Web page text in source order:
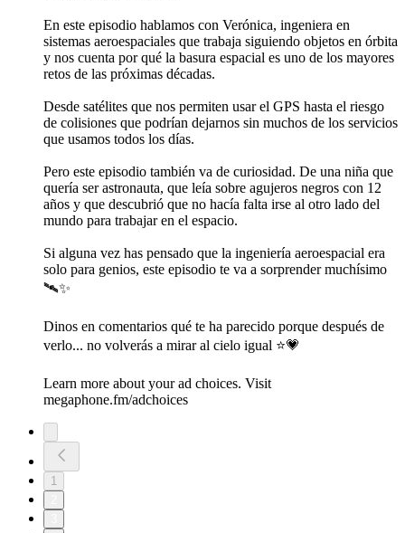
En este episodio hablamos con Verónica, ingeniera en
sistemas aeroespaciales que trabaja siguiendo objetos en órbita
y nos cuenta por qué la basura espacial es uno de los mayores
retos de las próximas décadas.
Desde satélites que nos permiten usar el GPS hasta el riesgo
de colisiones que podrían dejarnos sin muchos de los servicios
que usamos todos los días.
Pero este episodio también va de curiosidad. De una niña que
quería ser astronauta, que leía sobre agujeros negros con 12
años y que descubrió que no hacía falta irse al otro lado del
mundo para trabajar en el espacio.
Si alguna vez has pensado que la ingeniería aeroespacial era
solo para genios, este episodio te va a sorprender muchísimo
🛰️✨
Dinos en comentarios qué te ha parecido porque después de
verlo... no volverás a mirar al cielo igual ⭐️💗
Learn more about your ad choices. Visit
megaphone.fm/adchoices
1